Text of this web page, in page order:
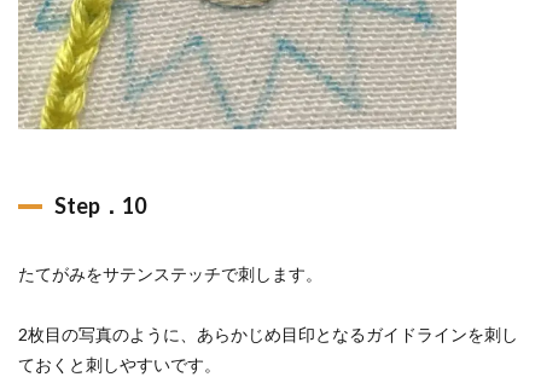
Step．10
たてがみをサテンステッチで刺します。
2枚目の写真のように、あらかじめ目印となるガイドラインを刺し
ておくと刺しやすいです。